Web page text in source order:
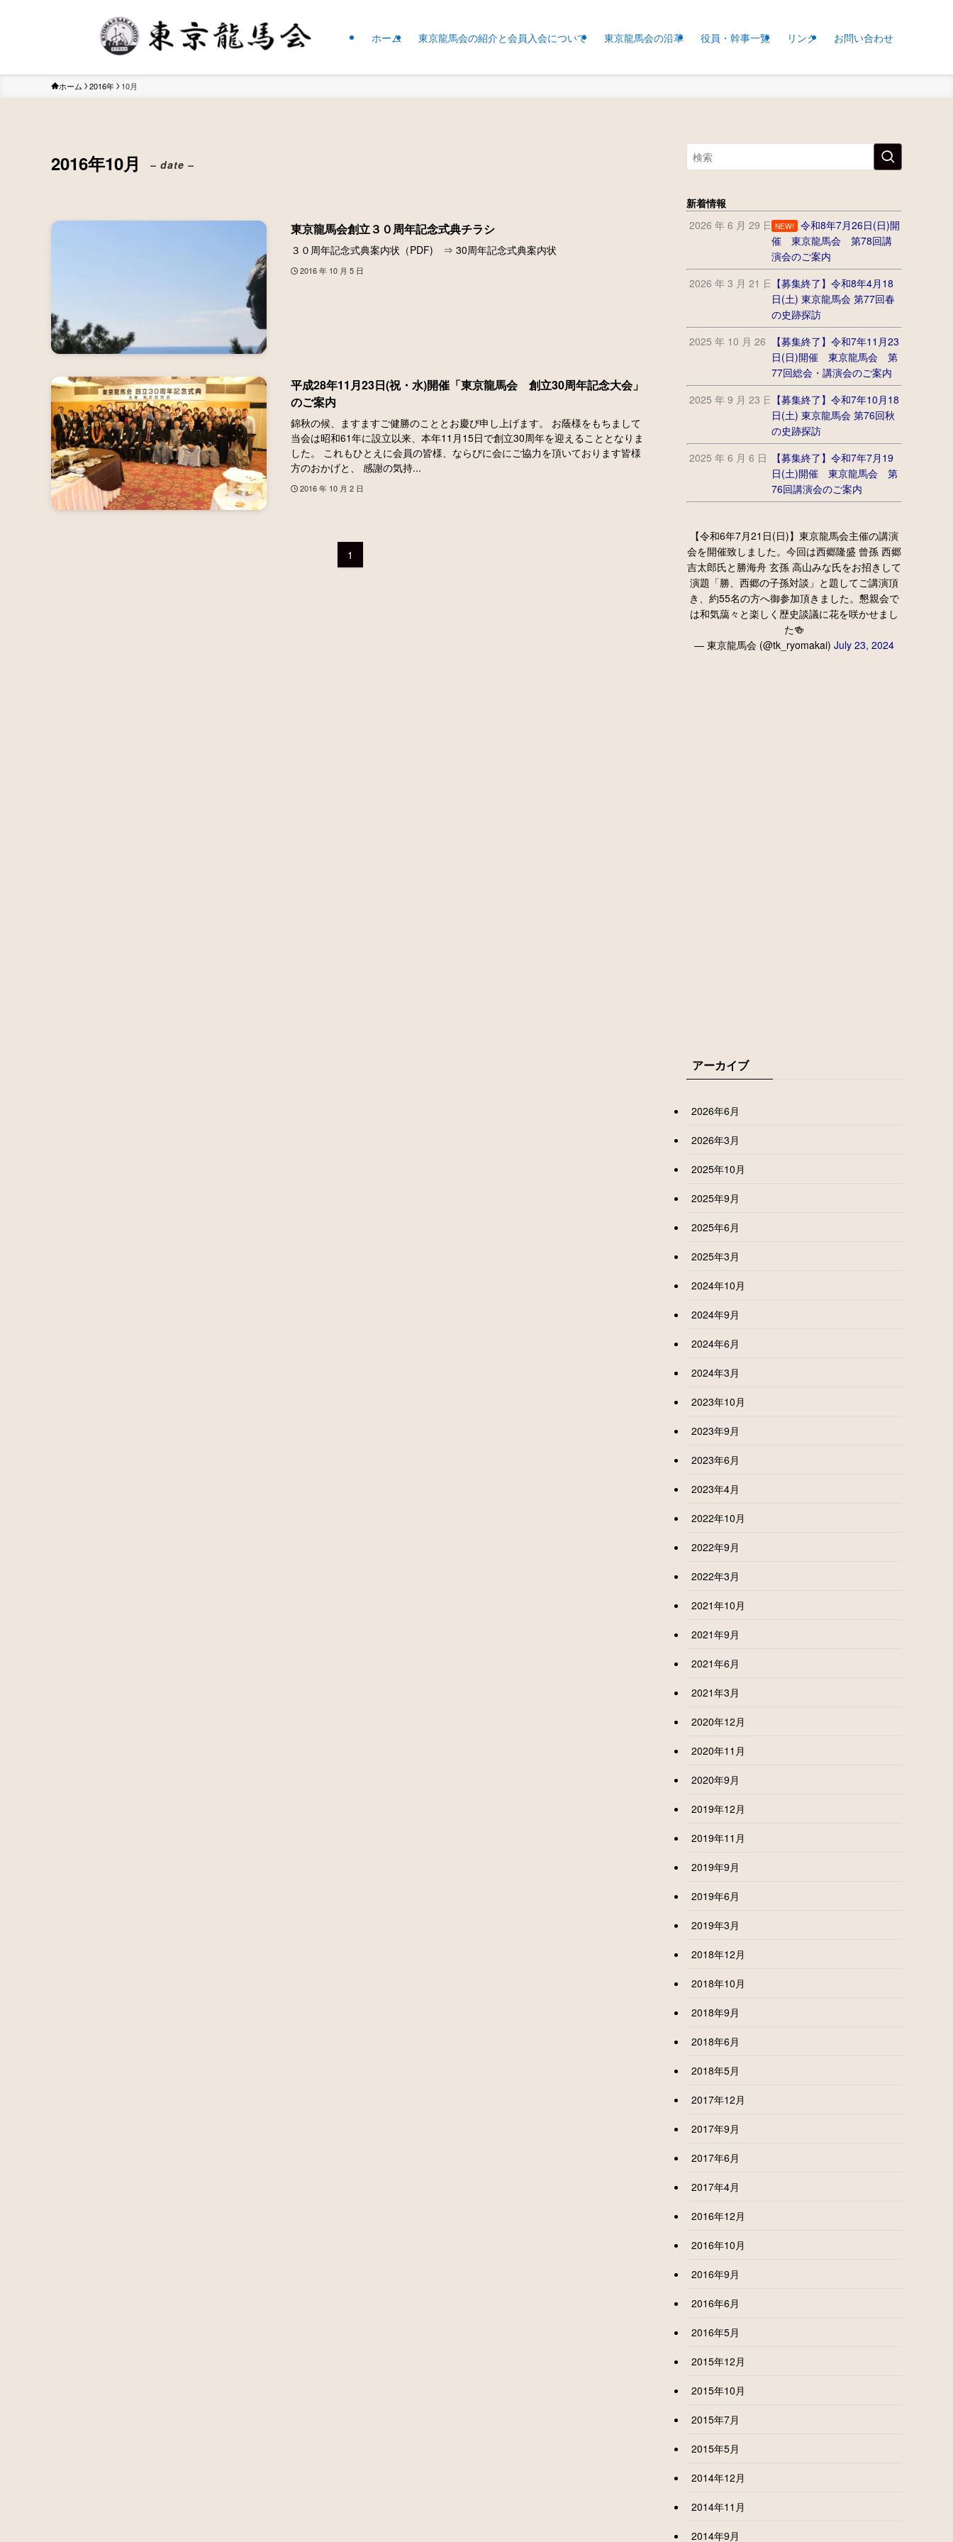
ホーム 東京龍馬会の紹介と会員入会について 東京龍馬会の沿革 役員・幹事一覧 リンク お問い合わせ
ホーム 2016年 10月
2016年10月 – date –
東京龍馬会創立３０周年記念式典チラシ
３０周年記念式典案内状（PDF) ⇒ 30周年記念式典案内状
2016 年 10 月 5 日
平成28年11月23日(祝・水)開催「東京龍馬会 創立30周年記念大会」
のご案内
錦秋の候、ますますご健勝のこととお慶び申し上げます。 お蔭様をもちまして
当会は昭和61年に設立以来、本年11月15日で創立30周年を迎えることとなりま
した。 これもひとえに会員の皆様、ならびに会にご協力を頂いております皆様
方のおかげと、 感謝の気持...
2016 年 10 月 2 日
1
新着情報
2026 年 6 月 29 日 NEW! 令和8年7月26日(日)開
催 東京龍馬会 第78回講
演会のご案内
2026 年 3 月 21 日 【募集終了】令和8年4月18
日(土) 東京龍馬会 第77回春
の史跡探訪
2025 年 10 月 26 日【募集終了】令和7年11月23
日(日)開催 東京龍馬会 第
77回総会・講演会のご案内
2025 年 9 月 23 日 【募集終了】令和7年10月18
日(土) 東京龍馬会 第76回秋
の史跡探訪
2025 年 6 月 6 日
【募集終了】令和7年7月19
日(土)開催 東京龍馬会 第
76回講演会のご案内
【令和6年7月21日(日)】東京龍馬会主催の講演
会を開催致しました。今回は西郷隆盛 曾孫 西郷
吉太郎氏と勝海舟 玄孫 高山みな氏をお招きして
演題「勝、西郷の子孫対談」と題してご講演頂
き、約55名の方へ御参加頂きました。懇親会で
は和気藹々と楽しく歴史談議に花を咲かせまし
た🍻
— 東京龍馬会 (@tk_ryomakai) July 23, 2024
アーカイブ
2026年6月
2026年3月
2025年10月
2025年9月
2025年6月
2025年3月
2024年10月
2024年9月
2024年6月
2024年3月
2023年10月
2023年9月
2023年6月
2023年4月
2022年10月
2022年9月
2022年3月
2021年10月
2021年9月
2021年6月
2021年3月
2020年12月
2020年11月
2020年9月
2019年12月
2019年11月
2019年9月
2019年6月
2019年3月
2018年12月
2018年10月
2018年9月
2018年6月
2018年5月
2017年12月
2017年9月
2017年6月
2017年4月
2016年12月
2016年10月
2016年9月
2016年6月
2016年5月
2015年12月
2015年10月
2015年7月
2015年5月
2014年12月
2014年11月
2014年9月